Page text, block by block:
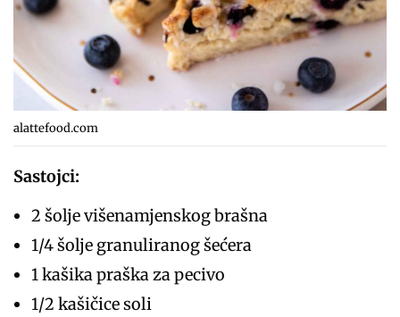
alattefood.com
Sastojci:
2 šolje višenamjenskog brašna
1/4 šolje granuliranog šećera
1 kašika praška za pecivo
1/2 kašičice soli